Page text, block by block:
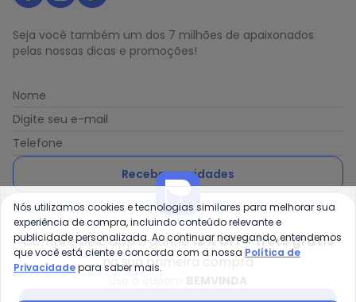
Seja você também um dos 7 milhões de apaixonados
pelas nossas dicas e promoções!
Nome
Digite seu e-mail
Telefone
Receber novidades
Ao enviar o cadastro, você concorda com a nossa Política
de Privacidade
Compre pelo app e ganhe12% OFF + frete grátis
na sua primeira compra
Nós utilizamos cookies e tecnologias similares para melhorar sua
experiência de compra, incluindo conteúdo relevante e
publicidade personalizada. Ao continuar navegando, entendemos
que você está ciente e concorda com a nossa Política de
Privacidadepara saber mais.